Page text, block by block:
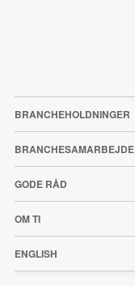
BRANCHEHOLDNINGER
BRANCHESAMARBEJDE
GODE RÅD
OM TI
ENGLISH